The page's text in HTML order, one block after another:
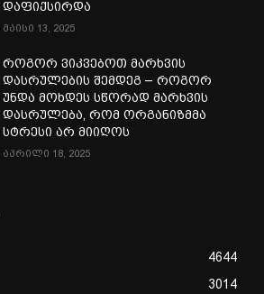
დაფიქსირდა
მაისი 13, 2025
როგორ ვიკვებოთ მარხვის
დასრულების შემდეგ – როგორ
უნდა მოხდეს სწორად მარხვის
დასრულება, რომ ორგანიზმმა
სტრესი არ მიიღოს
აპრილი 18, 2025
4644
3014